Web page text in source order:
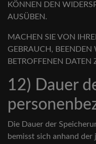
KÖNNEN DEN
AUSÜBEN.
MACHEN SIE VON
GEBRAUCH, BEENDEN
BETROFFENEN
12) Dauer
Die Dauer der
bemisst sich anhand der